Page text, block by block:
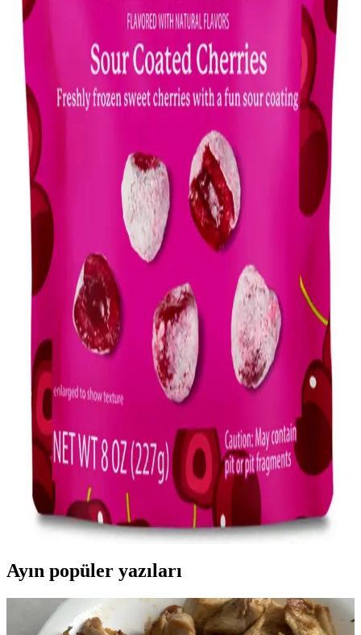
Konserve fasulyelerin durulanması, farklı tariflerde kullanımı ve
bağışlama yöntemleriyle israf önlenirken, sağlıklı ve lezzetli
yemekler hazırlanabilir. Besin değeri yüksek bu ürünler mutfakta
çeşitlilik sunar.
Bir Ayda Bozulmayan Gıdalar ve Etkili Saklama
Yöntemleriyle Gıda İsrafını Önleme
Kuruyemişler, dondurulmuş meyve-sebzeler ve vakumlu paketleme
gibi yöntemlerle gıdaların tazeliğini koruyarak bir ay boyunca
bozulmadan saklama yolları ve gıda israfını önleme stratejileri ele
alınmaktadır.
Soğutma ve Pişirme Gerektirmeyen Dayanıklı
Gıdalar ve Saklama Yöntemleri
Soğutma ve pişirme imkanı olmayan koşullarda dayanıklı gıdalar ve
uygun saklama yöntemleri beslenmeyi sürdürülebilir kılar.
Konserve, sert peynir, kurutulmuş et ve dayanıklı meyve-sebzeler
Tuzlu Cipslerin Tat, Tüketici Deneyimleri ve Sağlık
Üzerine Etkileri
Tuzlu cipsler, yoğun tuzlu tadı ve çıtır yapısıyla nostaljik bir değer
taşırken, farklı tüketim şekilleri ve yüksek tuz içeriği nedeniyle
hassas mideye sahiplerde sindirim sorunlarına yol açabilir.
Ekşi Kaplamalı Meyve Atıştırmalıkları: Tat
Deneyimleri ve Satın Alma Rehberi
Ekşi kaplamalı meyve atıştırmalıkları, farklı tat arayanlar için
alternatif sunuyor. Sertlik ve tat dengesi markadan markaya
değişirken, Walmart ve Target gibi mağazalarda bulunabiliyor.
Ayın popüler yazıları